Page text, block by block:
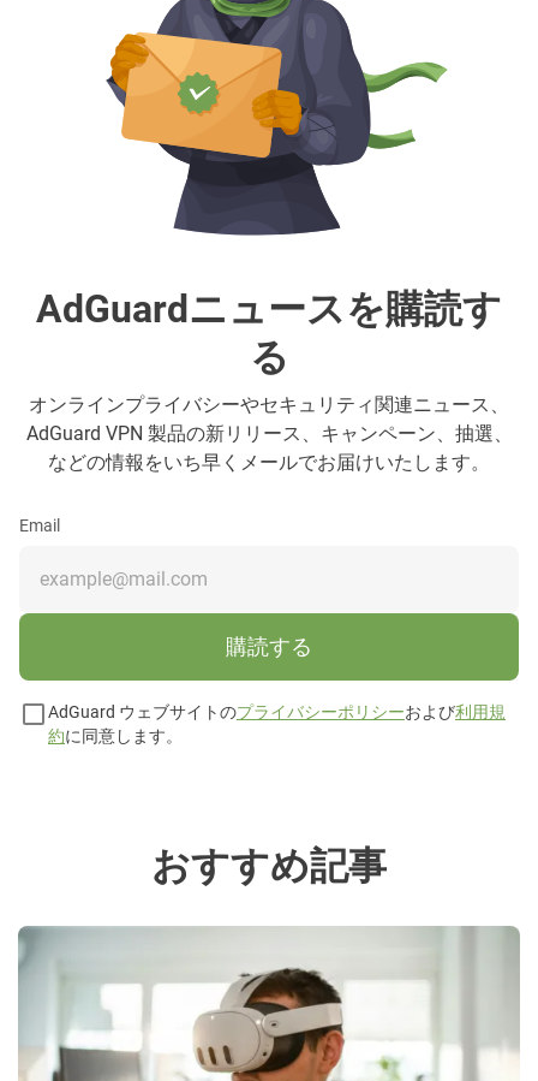
AdGuardニュースを購読す
る
オンラインプライバシーやセキュリティ関連ニュース、
AdGuard VPN 製品の新リリース、キャンペーン、抽選、
などの情報をいち早くメールでお届けいたします。
Email
購読する
AdGuard ウェブサイトのプライバシーポリシーおよび利用規
約に同意します。
おすすめ記事